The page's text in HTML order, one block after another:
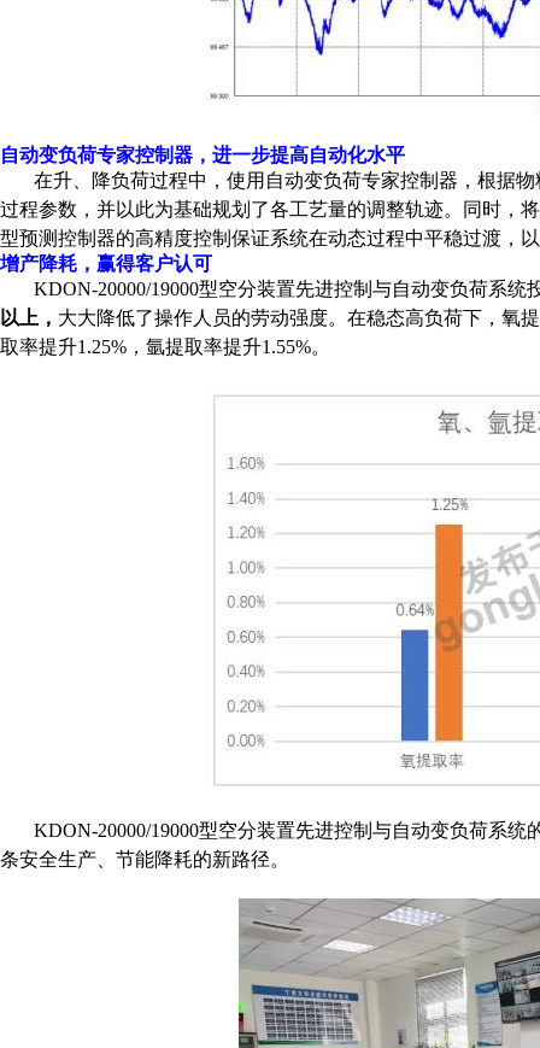
自动变负荷专家控制器，进一步提高自动化水平
在升、降负荷过程中，使用自动变负荷专家控制器，根据
过程参数，并以此为基础规划了各工艺量的调整轨迹。同时，
型预测控制器的高精度控制保证系统在动态过程中平稳过渡，
增产降耗，赢得客户认可
KDON-20000/19000型空分装置先进控制与自动变负荷系统
以上， 大大降低了操作人员的劳动强度。在稳态高负荷下，氧
取率提升1.25%，氩提取率提升1.55%。
KDON-20000/19000型空分装置先进控制与自动变负荷系统
条安全生产、节能降耗的新路径。